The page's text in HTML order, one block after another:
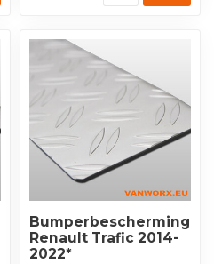
Bumperbescherming
Renault Trafic 2014-
2022*